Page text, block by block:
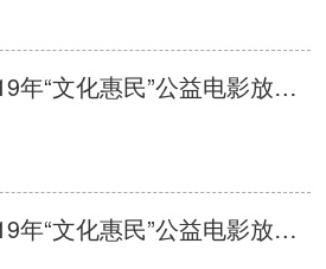
2019年“文化惠民”公益电影放映活动单次放映平台监管百分制考核表 日照
2019年“文化惠民”公益电影放映活动单次放映平台监管百分制考核表 青岛